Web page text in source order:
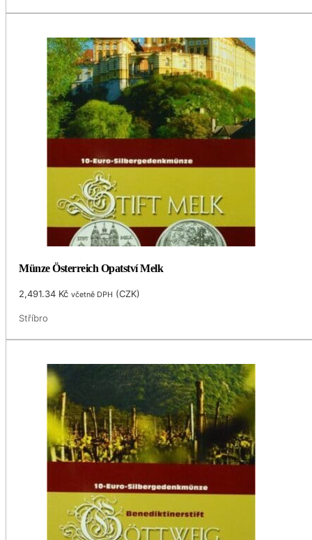
Münze Österreich Opatství Melk
2,491.34 Kč včetně DPH (CZK)
Stříbro